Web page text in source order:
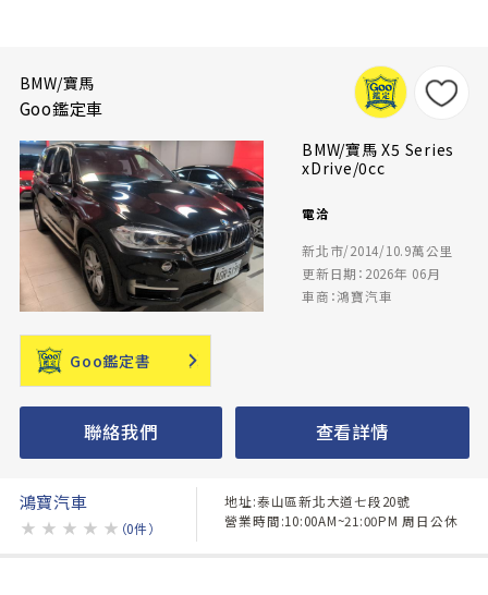
BMW/寶馬
Goo鑑定車
BMW/寶馬 X5 Series
xDrive/0cc
電洽
新北市/2014/10.9萬公里
更新日期：2026年 06月
車商：鴻寶汽車
Goo鑑定書
聯絡我們 查看詳情
鴻寶汽車
★ ★ ★ ★ ★ （0件）
地址:泰山區新北大道七段20號
營業時間:10:00AM~21:00PM 周日公休